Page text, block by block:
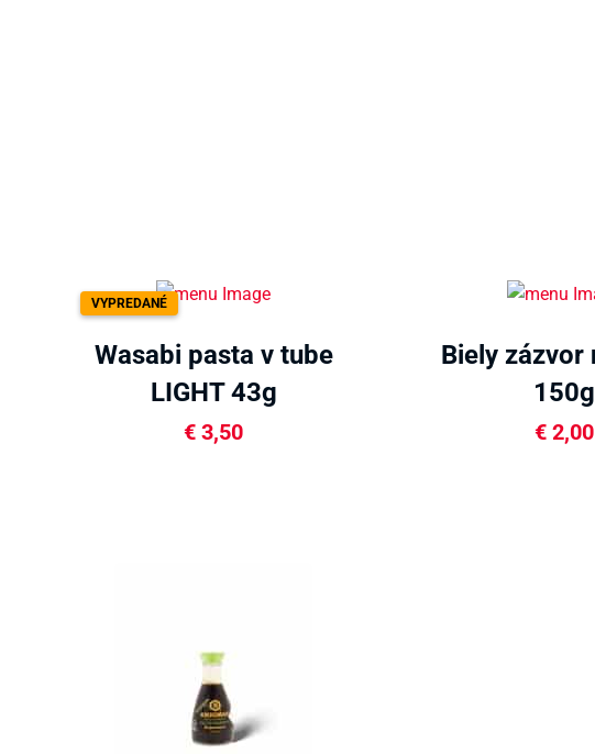
VYPREDANÉ
Wasabi pasta v tube
LIGHT 43g
€ 3,50
Biely zázvor
150g
€2,00